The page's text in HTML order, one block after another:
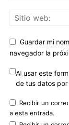
Guardar mi
navegador la
Al usar este
de tus datos
Recibir un
a esta entrada.